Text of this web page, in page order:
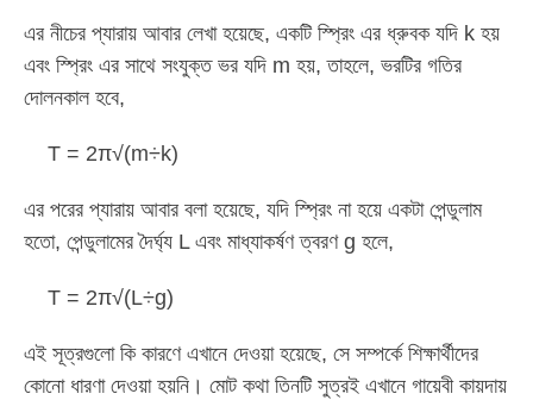
এর নীচের প্যারায় আবার লেখা হয়েছে, একটি স্প্রিং এর ধ্রুবক যদি k হয়
এবং স্প্রিং এর সাথে সংযুক্ত ভর যদি m হয়, তাহলে, ভরটির গতির
দোলনকাল হবে,
T = 2π√(m÷k)
এর পরের প্যারায় আবার বলা হয়েছে, যদি স্প্রিং না হয়ে একটা পেন্ডুলাম
হতো, পেন্ডুলামের দৈর্ঘ্য L এবং মাধ্যাকর্ষণ ত্বরণ g হলে,
T = 2π√(L÷g)
এই সূত্রগুলো কি কারণে এখানে দেওয়া হয়েছে, সে সম্পর্কে শিক্ষার্থীদের
কোনো ধারণা দেওয়া হয়নি। মোট কথা তিনটি সুত্রই এখানে গায়েবী কায়দায়